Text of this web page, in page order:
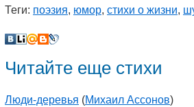
Теги: поэзия, юмор, стихи о жизни,
Читайте еще стихи
Люди-деревья (Михаил Ассонов)